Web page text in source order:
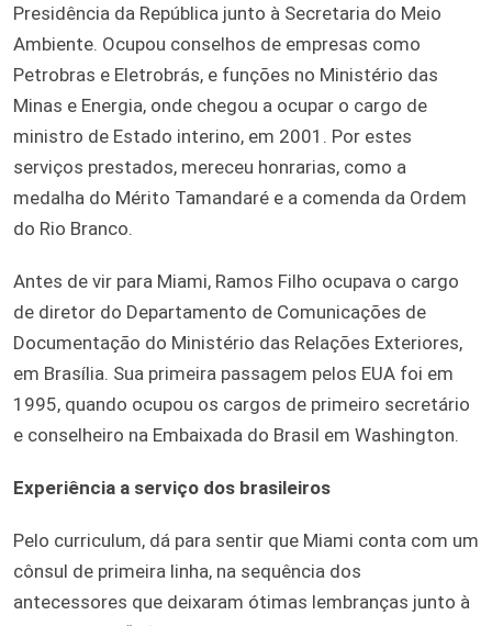
Presidência da República junto à Secretaria do Meio
Ambiente. Ocupou conselhos de empresas como
Petrobras e Eletrobrás, e funções no Ministério das
Minas e Energia, onde chegou a ocupar o cargo de
ministro de Estado interino, em 2001. Por estes
serviços prestados, mereceu honrarias, como a
medalha do Mérito Tamandaré e a comenda da Ordem
do Rio Branco.
Antes de vir para Miami, Ramos Filho ocupava o cargo
de diretor do Departamento de Comunicações de
Documentação do Ministério das Relações Exteriores,
em Brasília. Sua primeira passagem pelos EUA foi em
1995, quando ocupou os cargos de primeiro secretário
e conselheiro na Embaixada do Brasil em Washington.
Experiência a serviço dos brasileiros
Pelo curriculum, dá para sentir que Miami conta com um
cônsul de primeira linha, na sequência dos
antecessores que deixaram ótimas lembranças junto à